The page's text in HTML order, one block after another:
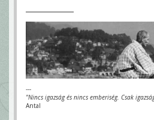
---
"Nincs igazság és nincs emberiség. Csak
Antal